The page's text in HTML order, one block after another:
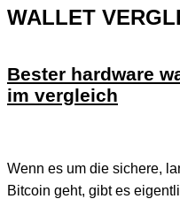
WALLET
Bester hardware
im vergleich
Wenn es um die sichere,
Bitcoin geht, gibt es